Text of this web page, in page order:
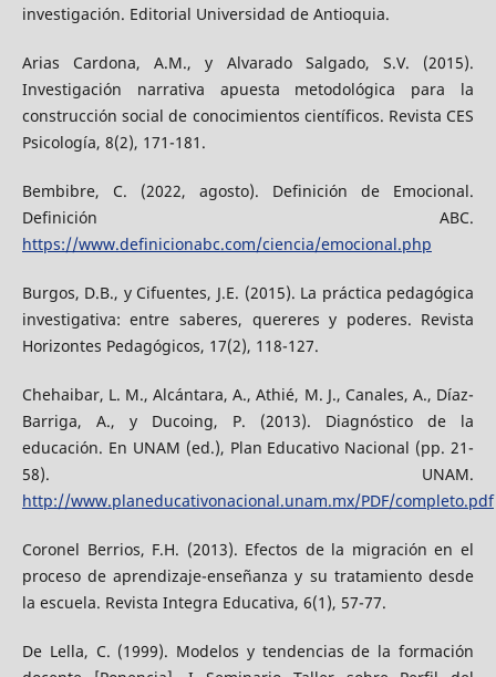
investigación. Editorial Universidad de Antioquia.
Arias Cardona, A.M., y Alvarado Salgado, S.V. (2015).
Investigación narrativa apuesta metodológica para la
construcción social de conocimientos científicos. Revista CES
Psicología, 8(2), 171-181.
Bembibre, C. (2022, agosto). Definición de Emocional.
Definición ABC.
https://www.definicionabc.com/ciencia/emocional.php
Burgos, D.B., y Cifuentes, J.E. (2015). La práctica pedagógica
investigativa: entre saberes, quereres y poderes. Revista
Horizontes Pedagógicos, 17(2), 118-127.
Chehaibar, L. M., Alcántara, A., Athié, M. J., Canales, A., Díaz-
Barriga, A., y Ducoing, P. (2013). Diagnóstico de la
educación. En UNAM (ed.), Plan Educativo Nacional (pp. 21-
58). UNAM.
http://www.planeducativonacional.unam.mx/PDF/completo.pdf
Coronel Berrios, F.H. (2013). Efectos de la migración en el
proceso de aprendizaje-enseñanza y su tratamiento desde
la escuela. Revista Integra Educativa, 6(1), 57-77.
De Lella, C. (1999). Modelos y tendencias de la formación